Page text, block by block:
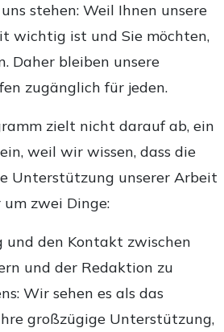
stehen: Weil Ihnen unsere
wichtig ist und Sie möchten,
Daher bleiben unsere
zugänglich für jeden.
zielt nicht darauf ab, ein
weil wir wissen, dass die
Unterstützung unserer Arbeit
zwei Dinge:
und den Kontakt zwischen
und der Redaktion zu
Wir sehen es als das
großzügige Unterstützung,